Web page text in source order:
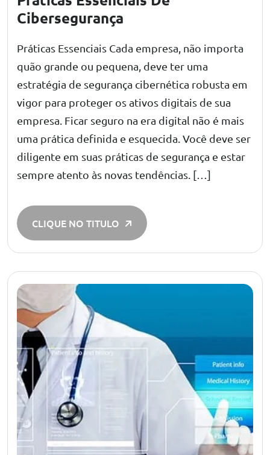
Cibersegurança
Práticas Essenciais Cada empresa, não importa
quão grande ou pequena, deve ter uma
estratégia de segurança cibernética robusta em
vigor para proteger os ativos digitais de sua
empresa. Ficar seguro na era digital não é mais
uma prática definida e esquecida. Você deve ser
diligente em suas práticas de segurança e estar
sempre atento às novas tendências. […]
CLIQUE NO TITULO